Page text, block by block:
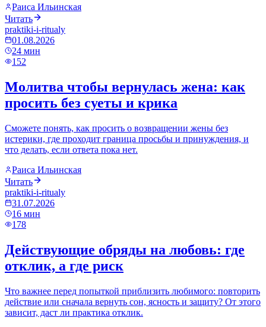
Раиса Ильинская
Читать
praktiki-i-ritualy
01.08.2026
24 мин
152
Молитва чтобы вернулась жена: как
просить без суеты и крика
Сможете понять, как просить о возвращении жены без
истерики, где проходит граница просьбы и принуждения, и
что делать, если ответа пока нет.
Раиса Ильинская
Читать
praktiki-i-ritualy
31.07.2026
16 мин
178
Действующие обряды на любовь: где
отклик, а где риск
Что важнее перед попыткой приблизить любимого: повторить
действие или сначала вернуть сон, ясность и защиту? От этого
зависит, даст ли практика отклик.